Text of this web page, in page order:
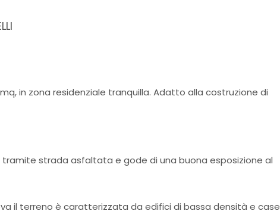
in zona residenziale tranquilla. Adatto alla costruzione di
tramite strada asfaltata e gode di una buona esposizione al
il terreno è caratterizzata da edifici di bassa densità e case